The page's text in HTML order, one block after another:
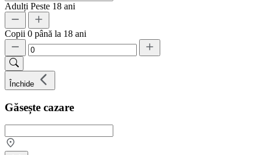
Adulți Peste 18 ani
Copii 0 până la 18 ani
Închide
Găsește cazare